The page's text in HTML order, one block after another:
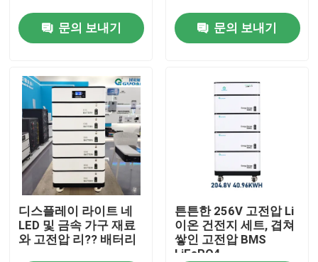
공장 여행
품질 관리
연락주세요
인용문을 요구하세요
태양 에너지 배터리 전원
문의 보내기 문의 보내기
디스플레이 라이트 네
LED 및 금속 가구 재료
와 고전압 리?? 배터리
튼튼한 256V 고전압 Li
이온 건전지 세트, 겹쳐
쌓인 고전압 BMS
LiFePO4